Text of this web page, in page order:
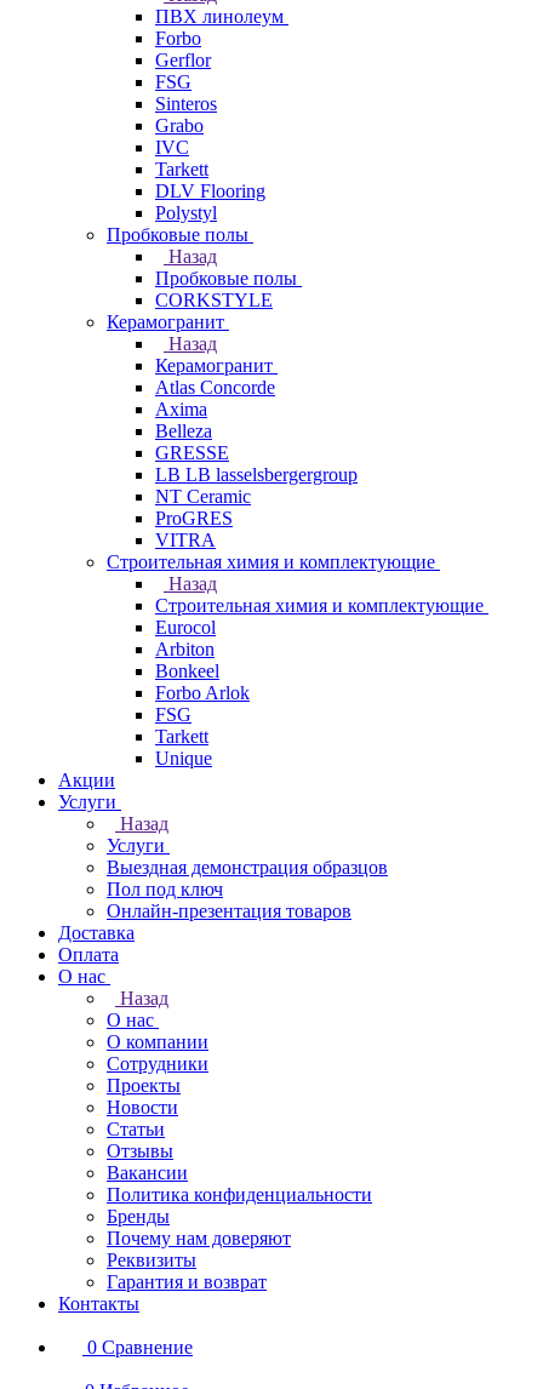
ПВХ линолеум
Forbo
Gerflor
FSG
Sinteros
Grabo
IVC
Tarkett
DLV Flooring
Polystyl
Пробковые полы
Назад
Пробковые полы
CORKSTYLE
Керамогранит
Назад
Керамогранит
Atlas Concorde
Axima
Belleza
GRESSE
LB LB lasselsbergergroup
NT Ceramic
ProGRES
VITRA
Строительная химия и комплектующие
Назад
Строительная химия и комплектующие
Eurocol
Arbiton
Bonkeel
Forbo Arlok
FSG
Tarkett
Unique
Акции
Услуги
Назад
Услуги
Выездная демонстрация образцов
Пол под ключ
Онлайн-презентация товаров
Доставка
Оплата
О нас
Назад
О нас
О компании
Сотрудники
Проекты
Новости
Статьи
Отзывы
Вакансии
Политика конфиденциальности
Бренды
Почему нам доверяют
Реквизиты
Гарантия и возврат
Контакты
0 Сравнение